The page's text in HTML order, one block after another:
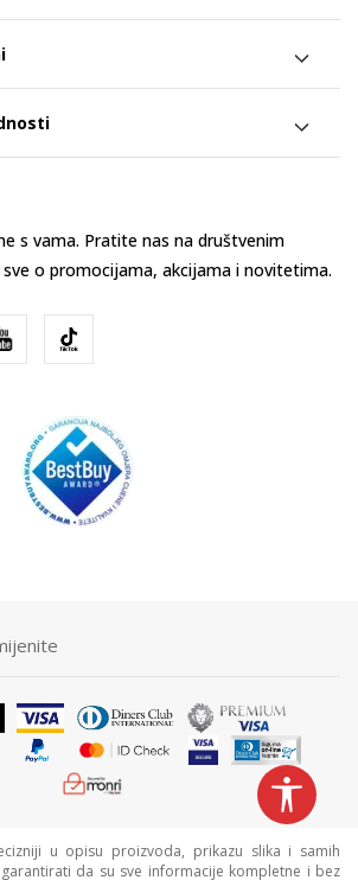
s vama. Pratite nas na društvenim
o promocijama, akcijama i novitetima.
u opisu proizvoda, prikazu slika i samih
da su sve informacije kompletne i bez